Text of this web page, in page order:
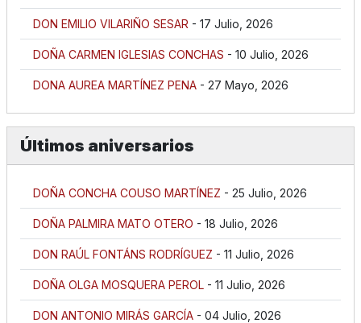
DON EMILIO VILARIÑO SESAR - 17 Julio, 2026
DOÑA CARMEN IGLESIAS CONCHAS - 10 Julio, 2026
DONA AUREA MARTÍNEZ PENA - 27 Mayo, 2026
Últimos aniversarios
DOÑA CONCHA COUSO MARTÍNEZ - 25 Julio, 2026
DOÑA PALMIRA MATO OTERO - 18 Julio, 2026
DON RAÚL FONTÁNS RODRÍGUEZ - 11 Julio, 2026
DOÑA OLGA MOSQUERA PEROL - 11 Julio, 2026
DON ANTONIO MIRÁS GARCÍA - 04 Julio, 2026